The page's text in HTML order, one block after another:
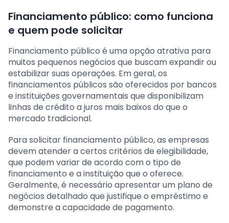
Financiamento público: como funciona
e quem pode solicitar
Financiamento público é uma opção atrativa para
muitos pequenos negócios que buscam expandir ou
estabilizar suas operações. Em geral, os
financiamentos públicos são oferecidos por bancos
e instituições governamentais que disponibilizam
linhas de crédito a juros mais baixos do que o
mercado tradicional.
Para solicitar financiamento público, as empresas
devem atender a certos critérios de elegibilidade,
que podem variar de acordo com o tipo de
financiamento e a instituição que o oferece.
Geralmente, é necessário apresentar um plano de
negócios detalhado que justifique o empréstimo e
demonstre a capacidade de pagamento.